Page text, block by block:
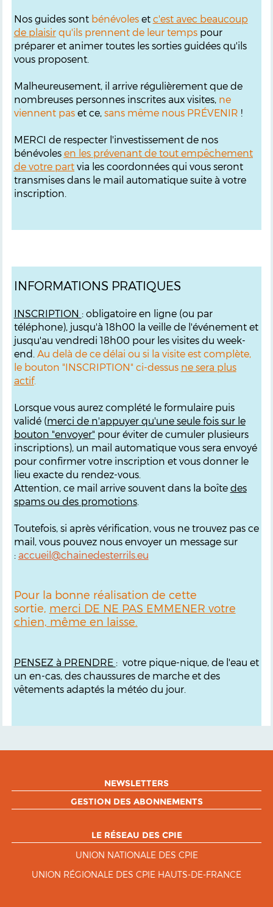
Nos guides sont bénévoleset c'est avec beaucoup
de plaisirqu'ils prennent de leur tempspour
préparer et animer toutes les sorties guidées qu'ils
vous proposent.
Malheureusement, il arrive régulièrement que de
nombreuses personnes inscrites aux visites, ne
viennent paset ce, sans même nous PRÉVENIR !
MERCI de respecter l'investissement de nos
bénévoles en les prévenant de tout empêchement
de votre partvia les coordonnées qui vous seront
transmises dans le mail automatique suite à votre
inscription.
INFORMATIONS PRATIQUES
INSCRIPTION : obligatoire en ligne (ou par
téléphone), jusqu'à 18h00 la veille de l'événement et
jusqu'au vendredi 18h00 pour les visites du week-
end. Au delà de ce délai ou si la visite est complète,
le bouton "INSCRIPTION" ci-dessus ne sera plus
actif.
Lorsque vous aurez complété le formulaire puis
validé (merci de n'appuyer qu'une seule fois sur le
bouton "envoyer" pour éviter de cumuler plusieurs
inscriptions), un mail automatique vous sera envoyé
pour confirmer votre inscription et vous donner le
lieu exacte du rendez-vous.
Attention, ce mail arrive souvent dans la boîte des
spams ou des promotions.
Toutefois, si après vérification, vous ne trouvez pas ce
mail, vous pouvez nous envoyer un message sur
: accueil@chainedesterrils.eu
Pour la bonne réalisation de cette
sortie, merci DE NE PAS EMMENER votre
chien, même en laisse.
PENSEZ à PRENDRE : votre pique-nique, de l'eau et
un en-cas, des chaussures de marche et des
vêtements adaptés la météo du jour.
NEWSLETTERS
GESTION DES ABONNEMENTS
LE RÉSEAU DES CPIE
UNION NATIONALE DES CPIE
UNION RÉGIONALE DES CPIE HAUTS-DE-FRANCE